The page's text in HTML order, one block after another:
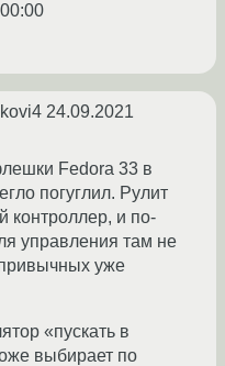
24.09.2021
Fedora 33 в
погуглил. Рулит
контроллер, и по-
управления там не
уже
«пускать в
выбирает по